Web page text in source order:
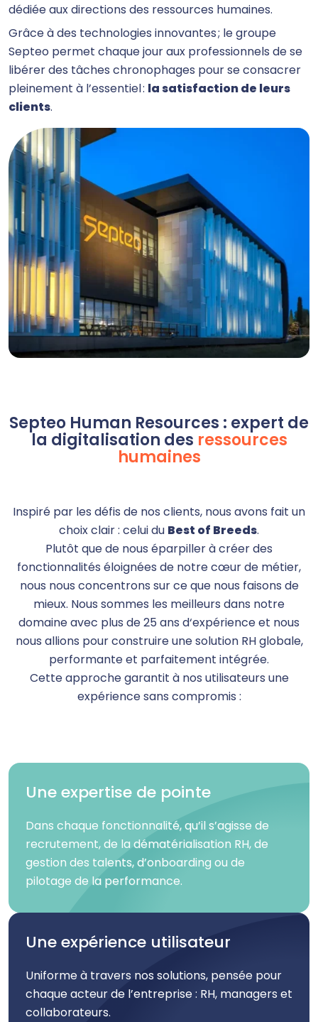
dédiée aux directions des ressources humaines.
Grâce à des technologies innovantes ; le groupe
Septeo permet chaque jour aux professionnels de se
libérer des tâches chronophages pour se consacrer
pleinement à l’essentiel : la satisfaction de leurs
clients.
Septeo Human Resources : expert de
la digitalisation des ressources
humaines
Inspiré par les défis de nos clients, nous avons fait un
choix clair : celui du Best of Breeds.
Plutôt que de nous éparpiller à créer des
fonctionnalités éloignées de notre cœur de métier,
nous nous concentrons sur ce que nous faisons de
mieux. Nous sommes les meilleurs dans notre
domaine avec plus de 25 ans d‘expérience et nous
nous allions pour construire une solution RH globale,
performante et parfaitement intégrée.
Cette approche garantit à nos utilisateurs une
expérience sans compromis :
Une expertise de pointe
Dans chaque fonctionnalité, qu’il s’agisse de
recrutement, de la dématérialisation RH, de
gestion des talents, d’onboarding ou de
pilotage de la performance.
Une expérience utilisateur
Uniforme à travers nos solutions, pensée pour
chaque acteur de l’entreprise : RH, managers et
collaborateurs.